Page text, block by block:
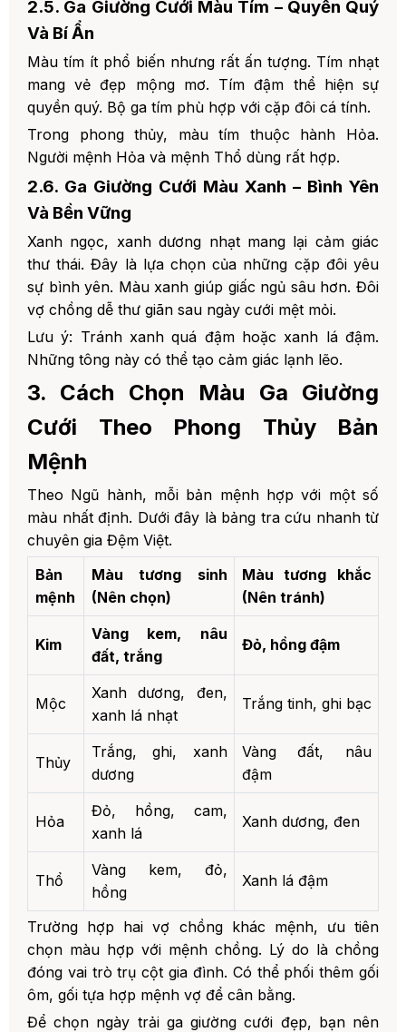
2.5. Ga Giường Cưới Màu Tím – Quyền Quý
Và Bí Ẩn
Màu tím ít phổ biến nhưng rất ấn tượng. Tím nhạt
mang vẻ đẹp mộng mơ. Tím đậm thể hiện sự
quyền quý. Bộ ga tím phù hợp với cặp đôi cá tính.
Trong phong thủy, màu tím thuộc hành Hỏa.
Người mệnh Hỏa và mệnh Thổ dùng rất hợp.
2.6. Ga Giường Cưới Màu Xanh – Bình Yên
Và Bền Vững
Xanh ngọc, xanh dương nhạt mang lại cảm giác
thư thái. Đây là lựa chọn của những cặp đôi yêu
sự bình yên. Màu xanh giúp giấc ngủ sâu hơn. Đôi
vợ chồng dễ thư giãn sau ngày cưới mệt mỏi.
Lưu ý: Tránh xanh quá đậm hoặc xanh lá đậm.
Những tông này có thể tạo cảm giác lạnh lẽo.
3. Cách Chọn Màu Ga Giường
Cưới Theo Phong Thủy Bản
Mệnh
Theo Ngũ hành, mỗi bản mệnh hợp với một số
màu nhất định. Dưới đây là bảng tra cứu nhanh từ
chuyên gia Đệm Việt.
Bản
mệnh
Màu tương sinh
(Nên chọn)
Màu tương khắc
(Nên tránh)
Kim
Vàng kem, nâu
đất, trắng
Đỏ, hồng đậm
Mộc
Xanh dương, đen,
xanh lá nhạt
Trắng tinh, ghi bạc
Thủy
Trắng, ghi, xanh
dương
Vàng đất, nâu
đậm
Hỏa
Đỏ, hồng, cam,
xanh lá
Xanh dương, đen
Thổ
Vàng kem, đỏ,
hồng
Xanh lá đậm
Trường hợp hai vợ chồng khác mệnh, ưu tiên
chọn màu hợp với mệnh chồng. Lý do là chồng
đóng vai trò trụ cột gia đình. Có thể phối thêm gối
ôm, gối tựa hợp mệnh vợ để cân bằng.
Để chọn ngày trải ga giường cưới đẹp, bạn nên